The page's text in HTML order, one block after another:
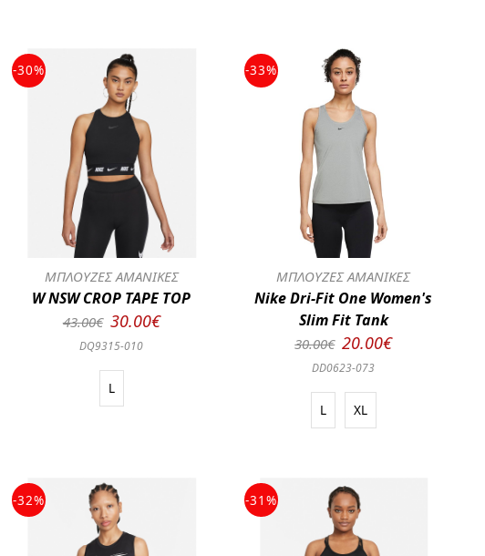
-30%
ΜΠΛΟΥΖΕΣ ΑΜΑΝΙΚΕΣ
W NSW CROP TAPE TOP
43.00€ 30.00€
DQ9315-010
L
-33%
ΜΠΛΟΥΖΕΣ ΑΜΑΝΙΚΕΣ
Nike Dri-Fit One Women's
Slim Fit Tank
30.00€ 20.00€
DD0623-073
L XL
-32% -31%